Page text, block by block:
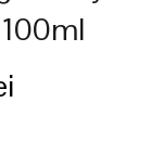
Prețul